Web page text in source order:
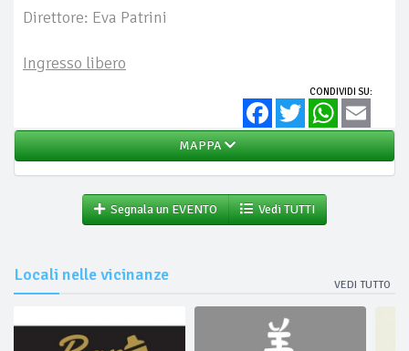
Direttore: Eva Patrini
Ingresso libero
CONDIVIDI SU:
FacebookTwitter WhatsApp
MAPPA
Segnala un EVENTO Vedi TUTTI
Locali nelle vicinanze
VEDI TUTTO